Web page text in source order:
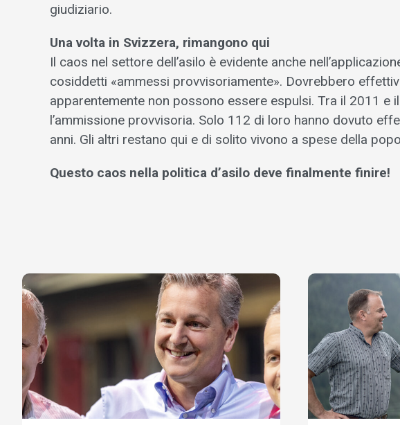
giudiziario.
Una volta in Svizzera, rimangono qui
Il caos nel settore dell’asilo è evidente anche
cosiddetti «ammessi provvisoriamente». Dovrebbero
apparentemente non possono essere espulsi. Tra il 2011 e
l’ammissione provvisoria. Solo 112 di loro hanno dovuto
anni. Gli altri restano qui e di solito vivono a spese della
Questo caos nella politica d’asilo deve finalmente finire!